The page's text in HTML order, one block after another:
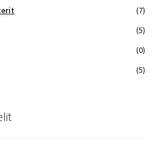
(7)
(5)
(0)
(5)